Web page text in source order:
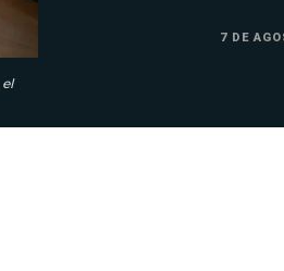
7 DE